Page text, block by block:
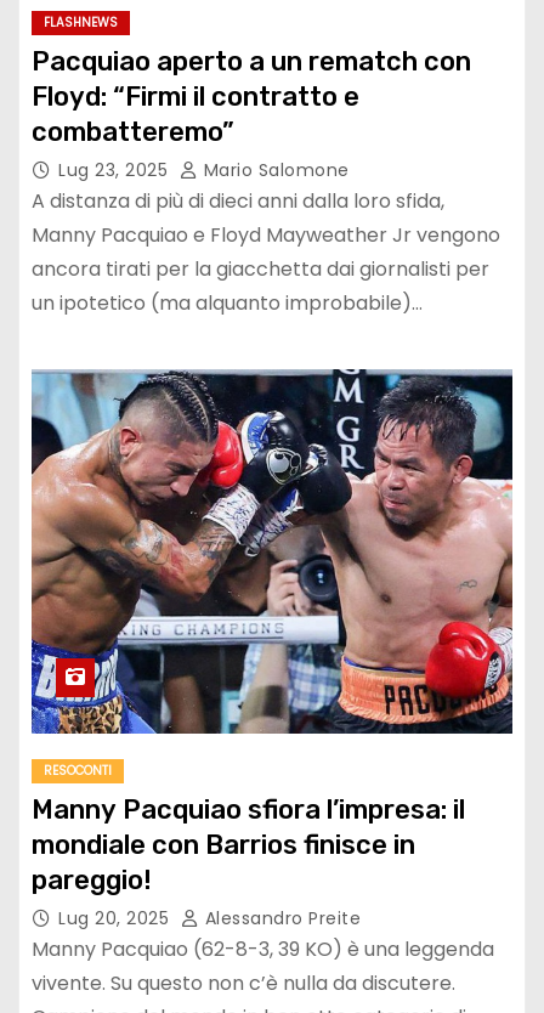
FLASHNEWS
Pacquiao aperto a un rematch con
Floyd: “Firmi il contratto e
combatteremo”
Lug 23, 2025 Mario Salomone
A distanza di più di dieci anni dalla loro sfida,
Manny Pacquiao e Floyd Mayweather Jr vengono
ancora tirati per la giacchetta dai giornalisti per
un ipotetico (ma alquanto improbabile)…
RESOCONTI
Manny Pacquiao sfiora l’impresa: il
mondiale con Barrios finisce in
pareggio!
Lug 20, 2025 Alessandro Preite
Manny Pacquiao (62-8-3, 39 KO) è una leggenda
vivente. Su questo non c’è nulla da discutere.